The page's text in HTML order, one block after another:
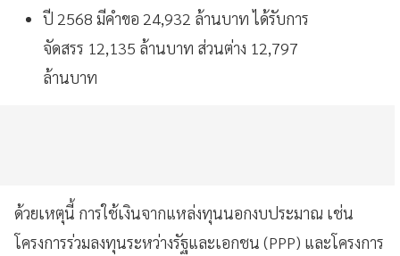
ปี 2568 มีคำขอ 24,932 ล้านบาท ได้รับการ
จัดสรร 12,135 ล้านบาท ส่วนต่าง 12,797
ล้านบาท
ด้วยเหตุนี้ การใช้เงินจากแหล่งทุนนอกงบประมาณ เช่น
โครงการร่วมลงทุนระหว่างรัฐและเอกชน (PPP) และโครงการ